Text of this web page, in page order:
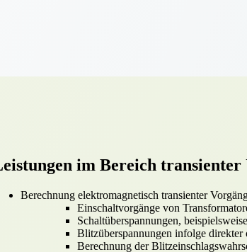
im Bereich transienter
Berechnung elektromagnetisch transienter
Einschaltvorgänge von
Schaltüberspannungen,
Blitzüberspannungen infolge
Berechnung der